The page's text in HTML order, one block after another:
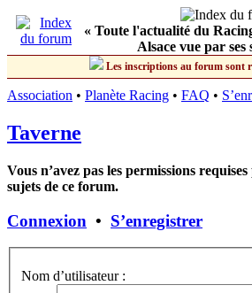
« Toute l'actualité du
Alsace vue par ses
Les inscriptions au forum sont
Association • Planète Racing • FAQ •
Taverne
Vous n’avez pas les permissions
sujets de ce forum.
Connexion • S’enregistrer
Nom d’utilisateur :